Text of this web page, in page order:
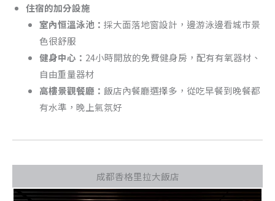
住宿的加分設施
室內恒溫泳池： 採大面落地窗設計，邊游泳邊看城市景
色很舒服
健身中心： 24小時開放的免費健身房，配有有氧器材、
自由重量器材
高樓景觀餐廳： 飯店內餐廳選擇多，從吃早餐到晚餐都
有水準，晚上氣氛好
成都香格里拉大飯店